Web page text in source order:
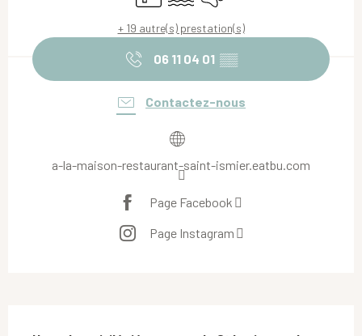
+ 19 autre(s) prestation(s)
06 11 04 01 ▒▒
Contactez-nous
a-la-maison-restaurant-saint-ismier.eatbu.com
Page Facebook
Page Instagram